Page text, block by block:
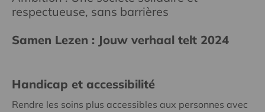
respectueuse, sans barrières
Samen Lezen : Jouw verhaal telt 2024
Handicap et accessibilité
Rendre les soins plus accessibles aux personnes avec